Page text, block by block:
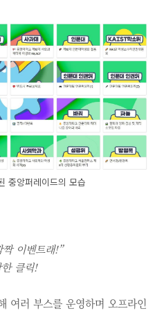
중앙퍼레이드의 모습
이벤트래!”
클릭!
여러 부스를 운영하며 오프라인